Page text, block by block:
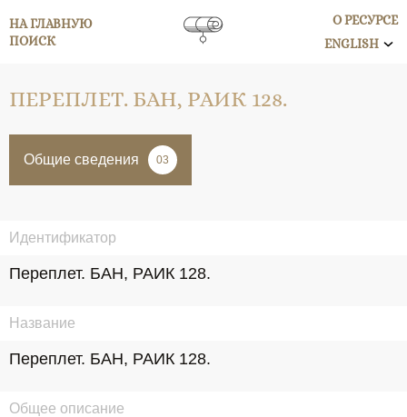
НА ГЛАВНУЮ
ПОИСК
О РЕСУРСЕ
ENGLISH
ПЕРЕПЛЕТ. БАН, РАИК 128.
Общие сведения 03
Идентификатор
Переплет. БАН, РАИК 128.
Название
Переплет. БАН, РАИК 128.
Общее описание